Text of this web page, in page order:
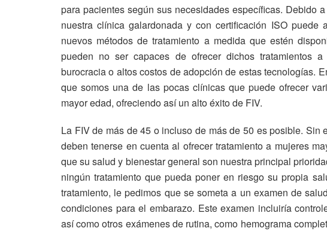
para pacientes según sus necesidades específicas. Debido
nuestra clínica galardonada y con certificación ISO puede
nuevos métodos de tratamiento a medida que estén
pueden no ser capaces de ofrecer dichos tratamientos
burocracia o altos costos de adopción de estas tecnologías.
que somos una de las pocas clínicas que puede ofrecer
mayor edad, ofreciendo así un alto éxito de FIV.
La FIV de más de 45 o incluso de más de 50 es posible. Sin
deben tenerse en cuenta al ofrecer tratamiento a mujeres
que su salud y bienestar general son nuestra principal
ningún tratamiento que pueda poner en riesgo su propia
tratamiento, le pedimos que se someta a un examen de
condiciones para el embarazo. Este examen incluiría
así como otros exámenes de rutina, como hemograma